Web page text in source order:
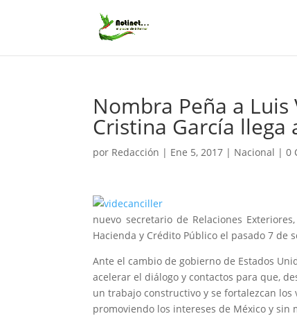
Nombra Peña a
Cristina García llega
por Redacción | Ene 5, 2017 | Nacional |0
nuevo secretario de Relaciones
Hacienda y Crédito Público el pasado 7 de
Ante el cambio de gobierno de Estados
acelerar el diálogo y contactos para que,
un trabajo constructivo y se fortalezcan
promoviendo los intereses de México y sin